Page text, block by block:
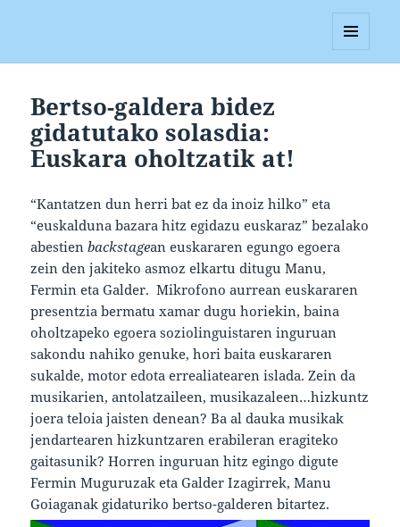
Bertso-galdera bidez
gidatutako solasdia:
Euskara oholtzatik at!
“Kantatzen dun herri bat ez da inoiz hilko” eta
“euskalduna bazara hitz egidazu euskaraz” bezalako
abestienbackstagean euskararen egungo egoera
zein den jakiteko asmoz elkartu ditugu Manu,
Fermin eta Galder. Mikrofono aurrean euskararen
presentzia bermatu xamar dugu horiekin, baina
oholtzapeko egoera soziolinguistaren inguruan
sakondu nahiko genuke, hori baita euskararen
sukalde, motor edota errealiatearen islada. Zein da
musikarien, antolatzaileen, musikazaleen…hizkuntz
joera teloia jaisten denean? Ba al dauka musikak
jendartearen hizkuntzaren erabileran eragiteko
gaitasunik? Horren inguruan hitz egingo digute
Fermin Muguruzak eta Galder Izagirrek, Manu
Goiaganak gidaturiko bertso-galderen bitartez.